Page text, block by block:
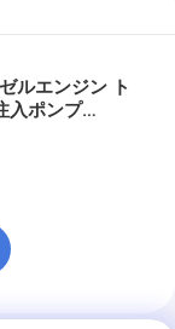
ルエンジン ト
入ポンプ